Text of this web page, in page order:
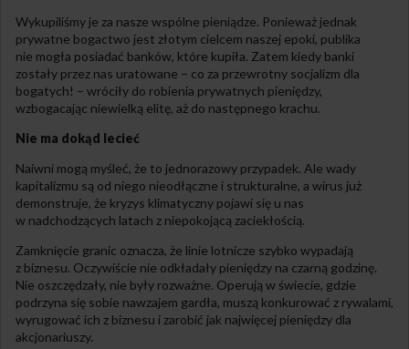
Wykupiliśmy je za nasze wspólne pieniądze. Ponieważ jednak
prywatne bogactwo jest złotym cielcem naszej epoki, publika
nie mogła posiadać banków, które kupiła. Zatem kiedy banki
zostały przez nas uratowane – co za przewrotny socjalizm dla
bogatych! – wróciły do robienia prywatnych pieniędzy,
wzbogacając niewielką elitę, aż do następnego krachu.
Nie ma dokąd lecieć
Naiwni mogą myśleć, że to jednorazowy przypadek. Ale wady
kapitalizmu są od niego nieodłączne i strukturalne, a wirus już
demonstruje, że kryzys klimatyczny pojawi się u nas
w nadchodzących latach z niepokojącą zaciekłością.
Zamknięcie granic oznacza, że linie lotnicze szybko wypadają
z biznesu. Oczywiście nie odkładały pieniędzy na czarną godzinę.
Nie oszczędzały, nie były rozważne. Operują w świecie, gdzie
podrzyna się sobie nawzajem gardła, muszą konkurować z rywalami,
wyrugować ich z biznesu i zarobić jak najwięcej pieniędzy dla
akcjonariuszy.